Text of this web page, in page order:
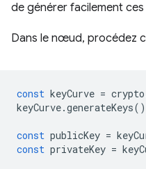
de générer facilement ces
Dans le nœud, procédez
const keyCurve = crypto
keyCurve.generateKeys
const publicKey =
const privateKey =